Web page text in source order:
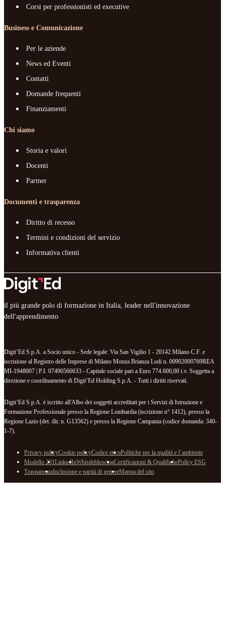
Corsi per professionisti ed executive
Business e Comunicazione
Per le aziende
News ed Eventi
Contatti
Domande frequenti
Finanziamenti
Chi siamo
Storia e valori
Docenti
Partner
Documenti e trasparenza
Diritto di recesso
Termini e condizioni del servizio
Informativa clienti
il più grande polo di formazione in Italia, leader nell'innovazione
dell'apprendimento
Digit’Ed S.p.A. a Socio unico - Sede legale: Via San Vigilio 1 - 20142 Milano C.F. e
iscrizione al Registro delle Imprese di Milano Monza Brianza Lodi n. 00902000769REA
MI-1948007 | P.I. 07490560633 - Capitale sociale pari a Euro 774.600,00 i.v. Soggetta a
direzione e coordinamento di Digit’Ed Holding S.p.A. - Tutti i diritti riservati.
Digit’Ed S.p.A. è iscritto all'Albo dei soggetti accreditati per i Servizi di Istruzione e
Formazione Professionale presso la Regione Lombardia (iscrizione n° 1412), presso la
Regione Lazio (det. dir. n. G13562) e presso la Regione Campania (codice domanda: 340-
1-7).
Privacy policyCookie policyCodice eticoPolitiche per la qualità e l’ambiente
Modello 231LinkedInWhistleblowingCertificazioni & QualifichePolicy ESG
TrasparenzaInclusione e parità di genereMappa del sito